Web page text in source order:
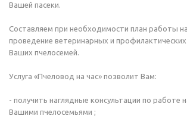
Вашей пасеки.
Составляем при необходимости план работы на
проведение ветеринарных и
Ваших пчелосемей.
Услуга «Пчеловод на час» позволит Вам:
- получить наглядные консультации по работе
Вашими пчелосемьями ;